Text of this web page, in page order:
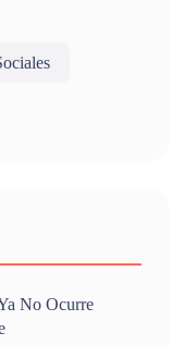
No Ocurre